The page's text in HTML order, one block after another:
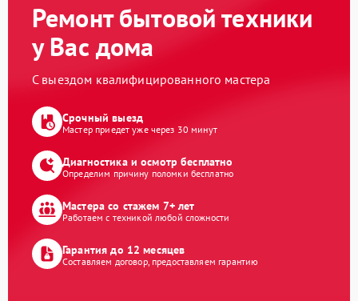
Ремонт бытовой техники
у Вас дома
С выездом квалифицированного мастера
Срочный выезд
Мастер приедет уже через 30 минут
Диагностика и осмотр бесплатно
Определим причину поломки бесплатно
Мастера со стажем 7+ лет
Работаем с техникой любой сложности
Гарантия до 12 месяцев
Составляем договор, предоставляем гарантию